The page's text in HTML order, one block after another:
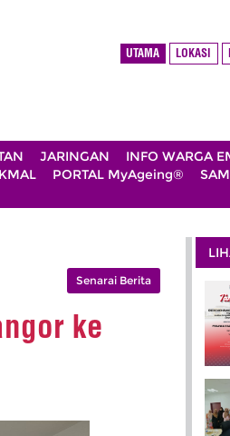
UTAMA LOKASI
JARINGAN INFO WARGA
PORTAL MyAgeing®
Senarai Berita
ke